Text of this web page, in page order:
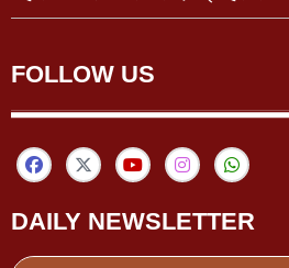
FOLLOW US
DAILY NEWSLETTER